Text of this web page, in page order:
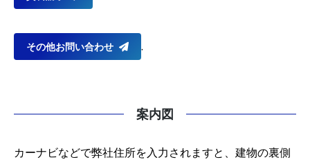
その他お問い合わせ .
案内図
カーナビなどで弊社住所を入力されますと、建物の裏側